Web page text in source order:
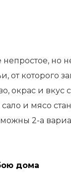
но
от которого
окрас и
и мясо
2-а
дома